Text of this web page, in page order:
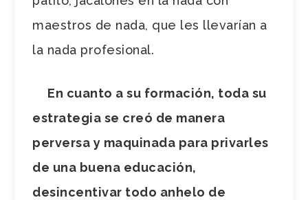
maestros de nada, que les llevarían a
la nada profesional.
En cuanto a su formación, toda su
estrategia se creó de manera
perversa y maquinada para privarles
de una buena educación,
desincentivar todo anhelo de